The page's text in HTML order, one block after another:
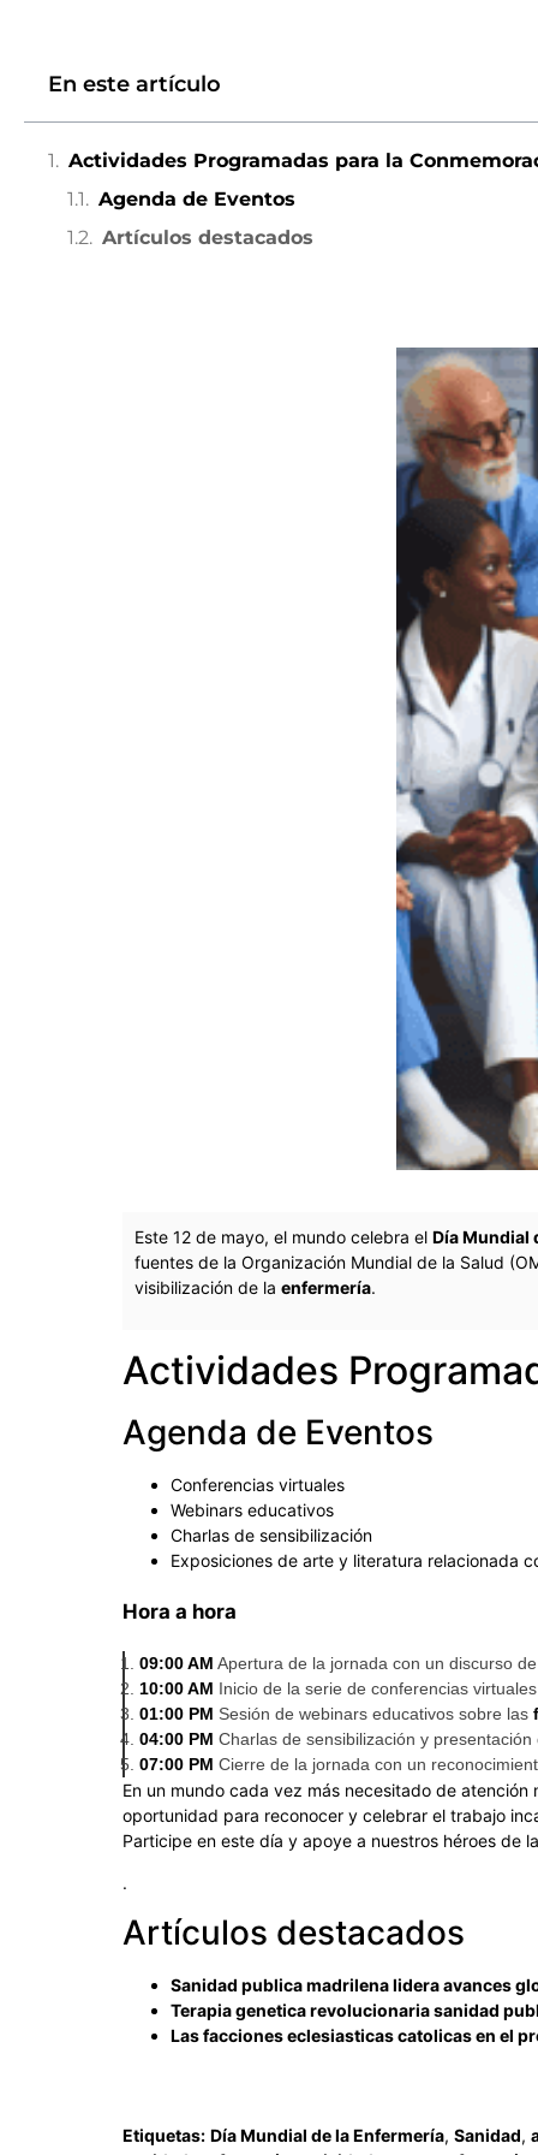
En este artículo
Actividades Programadas para la
Agenda de Eventos
Artículos destacados
Este 12 de mayo, el mundo celebra el Día Mundial
fuentes de la Organización Mundial de la Salud
visibilización de la enfermería.
Actividades
Agenda de Eventos
Conferencias virtuales
Webinars educativos
Charlas de sensibilización
Exposiciones de arte y literatura relacionada
Hora a hora
09:00 AM Apertura de la jornada con un discurso
10:00 AM Inicio de la serie de conferencias
01:00 PM Sesión de webinars educativos sobre las
04:00 PM Charlas de sensibilización y
07:00 PM Cierre de la jornada con un
En un mundo cada vez más necesitado de
oportunidad para reconocer y celebrar el trabajo
Participe en este día y apoye a nuestros héroes de
.
Artículos destacados
Sanidad publica madrilena lidera avances
Terapia genetica revolucionaria sanidad
Las facciones eclesiasticas catolicas en el
Etiquetas: Día Mundial de la Enfermería, Sanidad,